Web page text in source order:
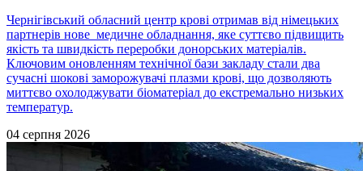
Чернігівський обласний центр крові отримав від німецьких
партнерів нове медичне обладнання, яке суттєво підвищить
якість та швидкість переробки донорських матеріалів.
Ключовим оновленням технічної бази закладу стали два
сучасні шокові заморожувачі плазми крові, що дозволяють
миттєво охолоджувати біоматеріал до екстремально низьких
температур.
04 серпня 2026